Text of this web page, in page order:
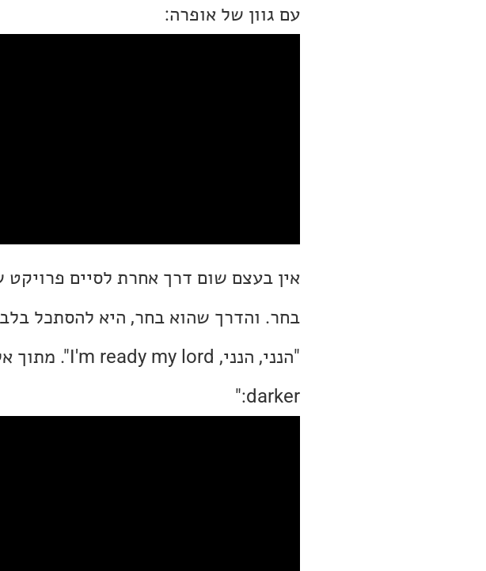
עם גוון של אופרה:
אין בעצם שום דרך אחרת לסיים
בחר. והדרך שהוא בחר, היא להסתכל
darker:"